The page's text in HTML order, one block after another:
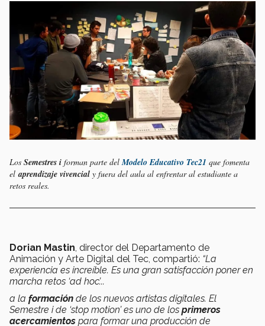
Los Semestres i forman parte delModelo Educativo Tec21 que fomenta
elaprendizaje vivencial y fuera del aula al enfrentar al estudiante a
retos reales.
Dorian Mastin, director del Departamento de
Animación y Arte Digital del Tec, compartió: “La
experiencia es increíble. Es una gran satisfacción poner en
marcha retos ‘ad hoc’...
a la formación de los nuevos artistas digitales. El
Semestre i de ‘stop motion’ es uno de los primeros
acercamientos para formar una producción de